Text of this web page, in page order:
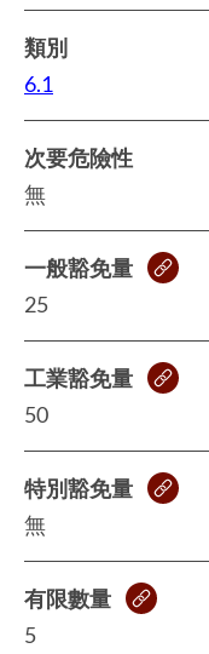
類別
6.1
次要危險性
無
一般豁免量
25
工業豁免量
50
特別豁免量
無
有限數量
5